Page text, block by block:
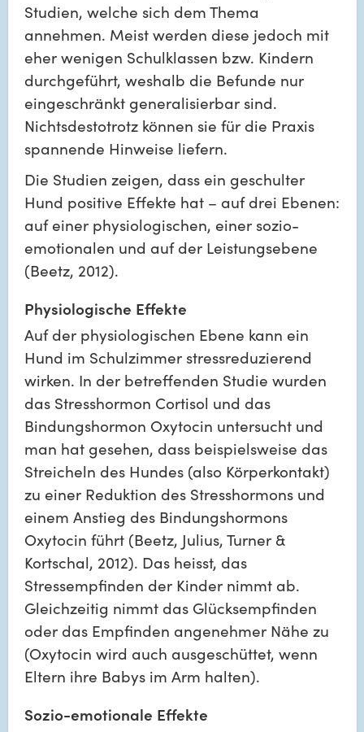
Studien, welche sich dem Thema
annehmen. Meist werden diese jedoch mit
eher wenigen Schulklassen bzw. Kindern
durchgeführt, weshalb die Befunde nur
eingeschränkt generalisierbar sind.
Nichtsdestotrotz können sie für die Praxis
spannende Hinweise liefern.
Die Studien zeigen, dass ein geschulter
Hund positive Effekte hat – auf drei Ebenen:
auf einer physiologischen, einer sozio-
emotionalen und auf der Leistungsebene
(Beetz, 2012).
Physiologische Effekte
Auf der physiologischen Ebene kann ein
Hund im Schulzimmer stressreduzierend
wirken. In der betreffenden Studie wurden
das Stresshormon Cortisol und das
Bindungshormon Oxytocin untersucht und
man hat gesehen, dass beispielsweise das
Streicheln des Hundes (also Körperkontakt)
zu einer Reduktion des Stresshormons und
einem Anstieg des Bindungshormons
Oxytocin führt (Beetz, Julius, Turner &
Kortschal, 2012). Das heisst, das
Stressempfinden der Kinder nimmt ab.
Gleichzeitig nimmt das Glücksempfinden
oder das Empfinden angenehmer Nähe zu
(Oxytocin wird auch ausgeschüttet, wenn
Eltern ihre Babys im Arm halten).
Sozio-emotionale Effekte